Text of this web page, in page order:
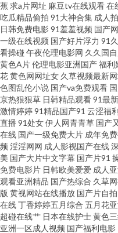
精品网站 网址大全91 91社区导
级毛片 四虎激情影院 亚洲九1 91
亚洲色图欧美 av福利社 韩国伪娘
妻激情四射 国产1区2区3区 欧美
51色女婷婷导航 Av爱爱69 超碰
浮力影院艹艹 久草综合网站 欧
文学 豆花在线观看官网 九九国
娘 国产96在线 久久国产精品人
蕉求a片网址 麻豆tv在线观看在
吃瓜精品偷拍 91大神合集 成人
日韩免费电影91羞羞视频 国产
一级在线视频 国产好片浮力 91
看操碰 午夜伦理电影网 久久国
黄色A片伦理电影亚洲国产福利
花黄色网网址女 久草视频最新
色图乱伦小说 国产va免费观看
京热狠狠草 日韩精品观看91最
激情婷婷91精品国产91 云涩福
直播 91处女伊人网青青草 国产
在线 国产一级免费大片 成年免
频 淫淫网网 成人影视国产在线
美 国产大片中文字幕 国产片91
免费电影片 日韩欧美爱爱 成人
观看亚洲精品 国产热综合 久草
版 黄视网站在线播放 国产片自拍
在线丁香婷婷五月综合 五月花
超碰在线艹 日本在线护士黄色
亚洲一区成人视频 国产福利电影